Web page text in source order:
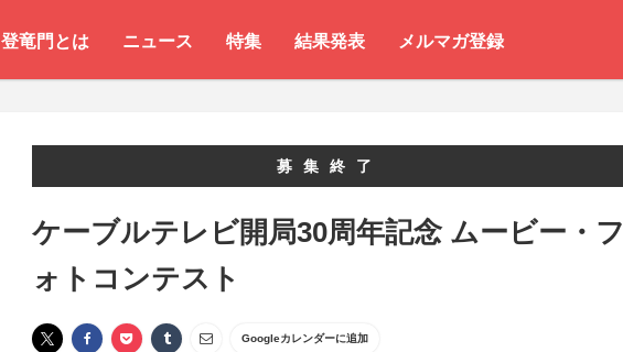
登竜門とは ニュース 特集 結果発表 メルマガ登録
募集終了
ケーブルテレビ開局30周年記念 ムービー・フ
ォトコンテスト
Googleカレンダーに追加